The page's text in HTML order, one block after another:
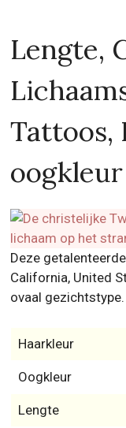
Lengte,
Tattoos,
oogkleur
Deze
California, United
ovaal gezichtstype.
Haarkleur
Oogkleur
Lengte